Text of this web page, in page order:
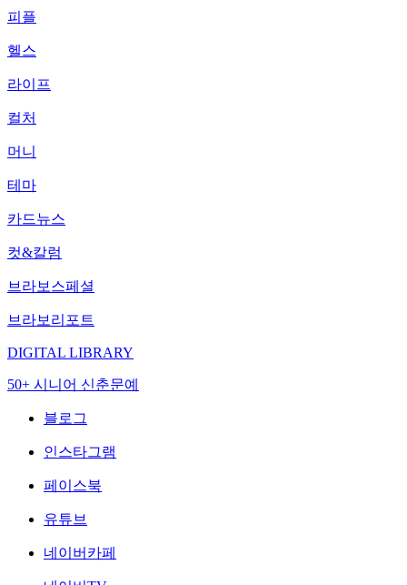
피플
헬스
라이프
컬처
머니
테마
카드뉴스
컷&칼럼
브라보스페셜
브라보리포트
DIGITAL LIBRARY
50+ 시니어 신춘문예
블로그
인스타그램
페이스북
유튜브
네이버카페